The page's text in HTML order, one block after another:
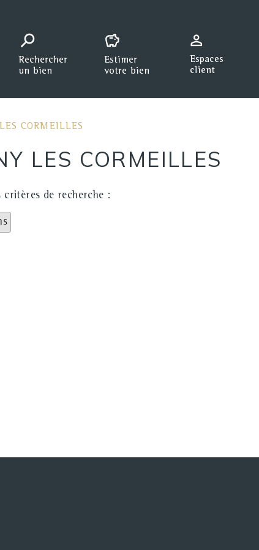
CORMEILLES
LES CORMEILLES
critères de recherche :